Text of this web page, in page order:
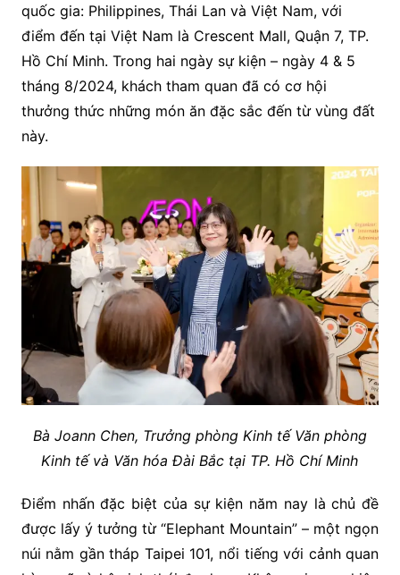
quốc gia: Philippines, Thái Lan và Việt Nam, với
điểm đến tại Việt Nam là Crescent Mall, Quận 7, TP.
Hồ Chí Minh. Trong hai ngày sự kiện – ngày 4 & 5
tháng 8/2024, khách tham quan đã có cơ hội
thưởng thức những món ăn đặc sắc đến từ vùng đất
này.
Bà Joann Chen, Trưởng phòng Kinh tế Văn phòng
Kinh tế và Văn hóa Đài Bắc tại TP. Hồ Chí Minh
Điểm nhấn đặc biệt của sự kiện năm nay là chủ đề
được lấy ý tưởng từ “Elephant Mountain” – một ngọn
núi nằm gần tháp Taipei 101, nổi tiếng với cảnh quan